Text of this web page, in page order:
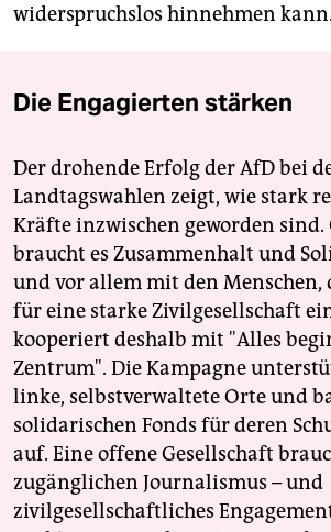
widerspruchslos hinnehmen kann.
Die Engagierten stärken
Der drohende Erfolg der AfD bei
Landtagswahlen zeigt, wie stark
Kräfte inzwischen geworden sind.
braucht es Zusammenhalt und
und vor allem mit den Menschen,
für eine starke Zivilgesellschaft
kooperiert deshalb mit "Alles
Zentrum". Die Kampagne
linke, selbstverwaltete Orte und
solidarischen Fonds für deren
auf. Eine offene Gesellschaft
zugänglichen Journalismus – und
zivilgesellschaftliches